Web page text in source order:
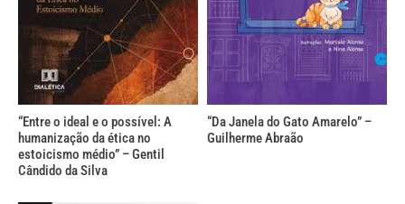
“Entre o ideal e o possível: A
humanização da ética no
estoicismo médio” – Gentil
Cândido da Silva
“Da Janela do Gato Amarelo” –
Guilherme Abraão